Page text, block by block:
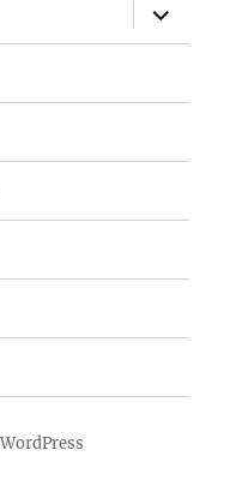
expand
child
menu